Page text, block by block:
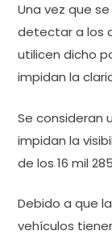
Una vez que
detectar a los
utilicen dicho
impidan la
Se consideran
impidan la
de los 16 mil
Debido a que
vehículos